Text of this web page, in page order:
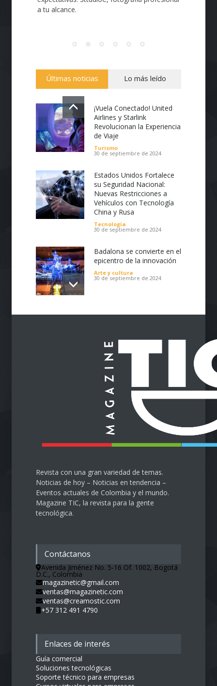
contenidos (CMS), plugins, tecnologías API y
e-Commerce. Creación de páginas Web de
Últimas noticias Lo más leído
¡Vuela Conectado! United
Airlines y Starlink
Revolucionan la Experiencia
Turismo
30 de septiembre de 2024
Estados Unidos Fortalece
su Seguridad Nacional:
Nuevas Restricciones a
Vehículos con Tecnología
Tecnología
30 de septiembre de 2024
Badalona se convierte en el
Impulsa tu Negocio con
Tecnología: El Centro de
Reindustrialización ZASCA
llega al Cesar
Emprendimiento
28 de septiembre de 2024
Protegiendo nuestra visión
en la era digital
Salud 28 de septiembre de 2024
Revista con una gran variedad de temas.
Noticias de hoy – Noticias en tendencia –
Eventos actuales de Colombia y el mundo.
Contáctanos
Avenida Jiménez No. 5-16 Of. 1002, Bogotá
D.C., Colombia
magazinetic@gmail.com
Enlaces de interés